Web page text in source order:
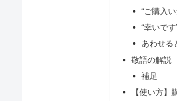
“ご購入
“幸いで
あわせる
敬語の解説
補足
【使い方